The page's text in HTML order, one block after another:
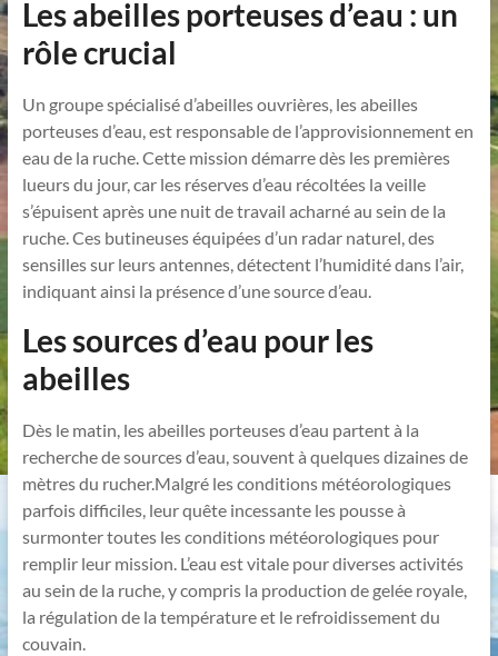
Les abeilles porteuses d’eau : un
rôle crucial
Un groupe spécialisé d’abeilles ouvrières, les abeilles
porteuses d’eau, est responsable de l’approvisionnement en
eau de la ruche. Cette mission démarre dès les premières
lueurs du jour, car les réserves d’eau récoltées la veille
s’épuisent après une nuit de travail acharné au sein de la
ruche. Ces butineuses équipées d’un radar naturel, des
sensilles sur leurs antennes, détectent l’humidité dans l’air,
indiquant ainsi la présence d’une source d’eau.
Les sources d’eau pour les
abeilles
Dès le matin, les abeilles porteuses d’eau partent à la
recherche de sources d’eau, souvent à quelques dizaines de
mètres du rucher.Malgré les conditions météorologiques
parfois difficiles, leur quête incessante les pousse à
surmonter toutes les conditions météorologiques pour
remplir leur mission. L’eau est vitale pour diverses activités
au sein de la ruche, y compris la production de gelée royale,
la régulation de la température et le refroidissement du
couvain.